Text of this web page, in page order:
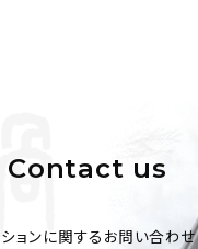
Contact us
ョンに関するお問い合わせ